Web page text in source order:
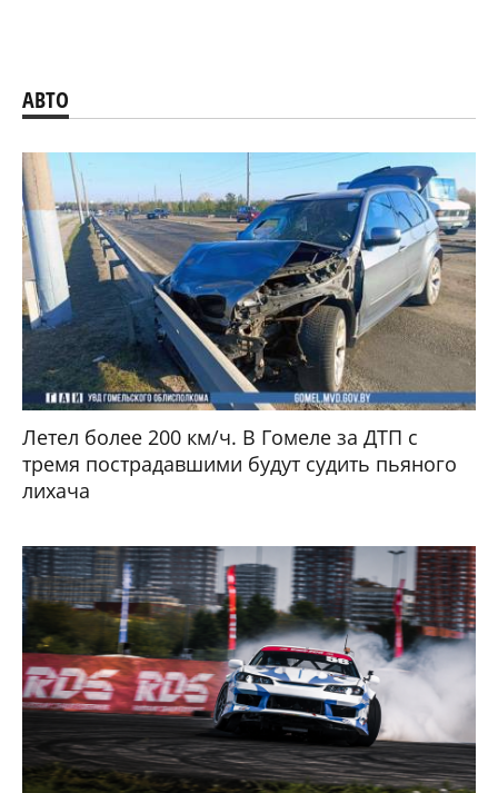
АВТО
Летел более 200 км/ч. В Гомеле за ДТП с
тремя пострадавшими будут судить пьяного
лихача